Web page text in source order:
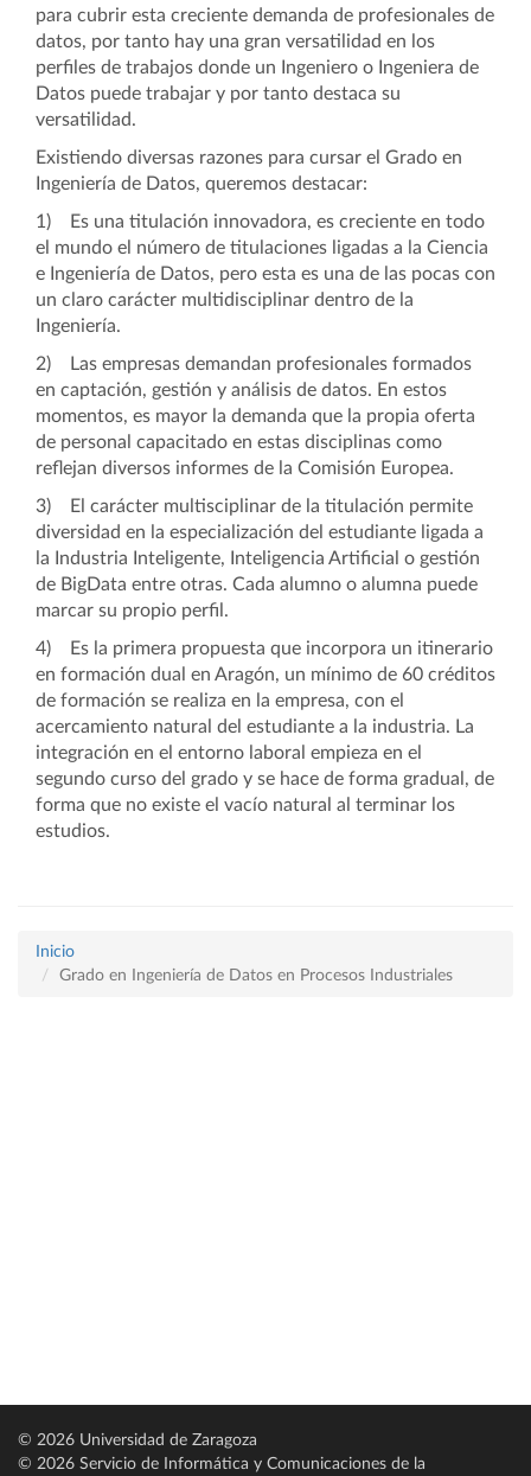
para cubrir esta creciente demanda de profesionales de
datos, por tanto hay una gran versatilidad en los
perfiles de trabajos donde un Ingeniero o Ingeniera de
Datos puede trabajar y por tanto destaca su
versatilidad.
Existiendo diversas razones para cursar el Grado en
Ingeniería de Datos, queremos destacar:
1) Es una titulación innovadora, es creciente en todo
el mundo el número de titulaciones ligadas a la Ciencia
e Ingeniería de Datos, pero esta es una de las pocas con
un claro carácter multidisciplinar dentro de la
Ingeniería.
2) Las empresas demandan profesionales formados
en captación, gestión y análisis de datos. En estos
momentos, es mayor la demanda que la propia oferta
de personal capacitado en estas disciplinas como
reflejan diversos informes de la Comisión Europea.
3)
El carácter multisciplinar de la titulación permite
diversidad en la especialización del estudiante ligada a
la Industria Inteligente, Inteligencia Artificial o gestión
de BigData entre otras. Cada alumno o alumna puede
marcar su propio perfil.
4)
Es la primera propuesta que incorpora un itinerario
en formación dual en Aragón, un mínimo de 60 créditos
de formación se realiza en la empresa, con el
acercamiento natural del estudiante a la industria. La
integración en el entorno laboral empieza en el
segundo curso del grado y se hace de forma gradual, de
forma que no existe el vacío natural al terminar los
estudios.
Inicio
Grado en Ingeniería de Datos en Procesos Industriales
© 2026 Universidad de Zaragoza
© 2026 Servicio de Informática y Comunicaciones de la